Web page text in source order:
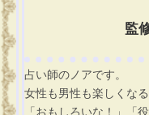
監
占い師のノアです。
女性も男性も楽しくな
「おもしろいな！」「